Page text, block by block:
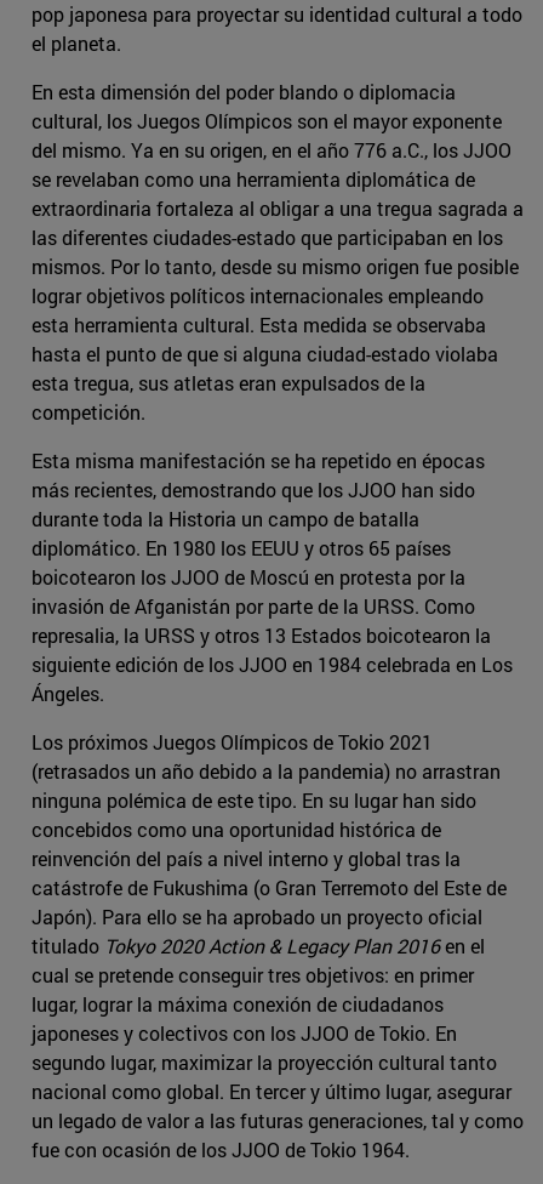
pop japonesa para proyectar su identidad cultural a todo
el planeta.
En esta dimensión del poder blando o diplomacia
cultural, los Juegos Olímpicos son el mayor exponente
del mismo. Ya en su origen, en el año 776 a.C., los JJOO
se revelaban como una herramienta diplomática de
extraordinaria fortaleza al obligar a una tregua sagrada a
las diferentes ciudades-estado que participaban en los
mismos. Por lo tanto, desde su mismo origen fue posible
lograr objetivos políticos internacionales empleando
esta herramienta cultural. Esta medida se observaba
hasta el punto de que si alguna ciudad-estado violaba
esta tregua, sus atletas eran expulsados de la
competición.
Esta misma manifestación se ha repetido en épocas
más recientes, demostrando que los JJOO han sido
durante toda la Historia un campo de batalla
diplomático. En 1980 los EEUU y otros 65 países
boicotearon los JJOO de Moscú en protesta por la
invasión de Afganistán por parte de la URSS. Como
represalia, la URSS y otros 13 Estados boicotearon la
siguiente edición de los JJOO en 1984 celebrada en Los
Ángeles.
Los próximos Juegos Olímpicos de Tokio 2021
(retrasados un año debido a la pandemia) no arrastran
ninguna polémica de este tipo. En su lugar han sido
concebidos como una oportunidad histórica de
reinvención del país a nivel interno y global tras la
catástrofe de Fukushima (o Gran Terremoto del Este de
Japón). Para ello se ha aprobado un proyecto oficial
titulado Tokyo 2020 Action & Legacy Plan 2016en el
cual se pretende conseguir tres objetivos: en primer
lugar, lograr la máxima conexión de ciudadanos
japoneses y colectivos con los JJOO de Tokio. En
segundo lugar, maximizar la proyección cultural tanto
nacional como global. En tercer y último lugar, asegurar
un legado de valor a las futuras generaciones, tal y como
fue con ocasión de los JJOO de Tokio 1964.